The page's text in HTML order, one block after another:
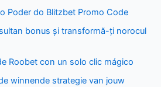
Poder do Blitzbet Promo Code
bonus și transformă-ți norocul
Roobet con un solo clic mágico
winnende strategie van jouw